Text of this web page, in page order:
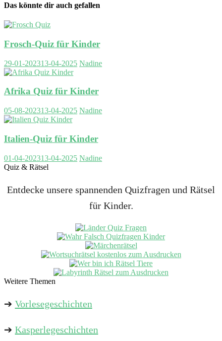
Das könnte dir auch gefallen
Frosch-Quiz für Kinder
29-01-202313-04-2025 Nadine
Afrika Quiz für Kinder
05-08-202313-04-2025 Nadine
Italien-Quiz für Kinder
01-04-202313-04-2025 Nadine
Quiz & Rätsel
Entdecke unsere spannenden Quizfragen und Rätsel
für Kinder.
Weitere Themen
➔ Vorlesegeschichten
➔ Kasperlegeschichten